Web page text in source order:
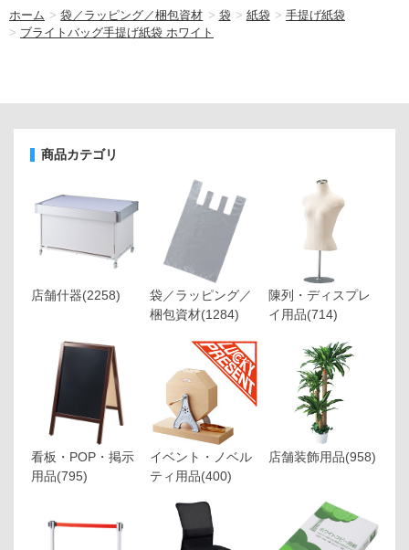
ホーム >袋／ラッピング／梱包資材 > 袋 > 紙袋 > 手提げ紙袋
> ブライトバッグ手提げ紙袋 ホワイト
商品カテゴリ
店舗什器(2258)
袋／ラッピング／
梱包資材(1284)
陳列・ディスプレ
イ用品(714)
看板・POP・掲示
用品(795)
イベント・ノベル
ティ用品(400)
店舗装飾用品(958)